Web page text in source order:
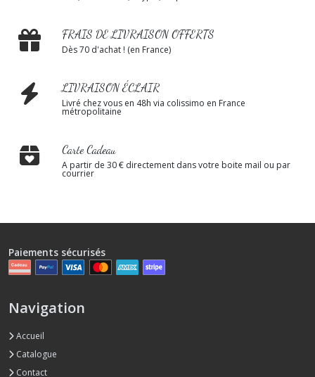
FRAIS DE LIVRAISON OFFERTS
Dès 70 d'achat ! (en France)
LIVRAISON ÉCLAIR
Livré chez vous en 48h via colissimo en France
métropolitaine
Carte Cadeau
A partir de 30 € directement dans votre boite mail ou par
courrier
Paiements sécurisés
Navigation
Accueil
Catalogue
Contact